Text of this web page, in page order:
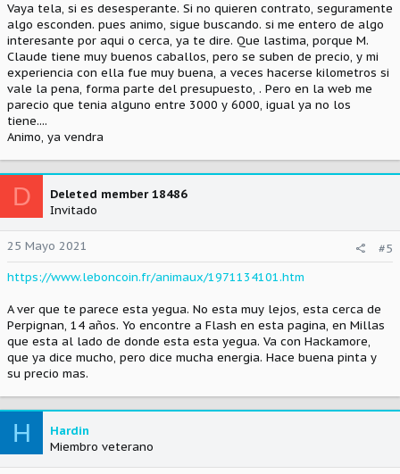
Vaya tela, si es desesperante. Si no quieren contrato, seguramente
algo esconden. pues animo, sigue buscando. si me entero de algo
interesante por aqui o cerca, ya te dire. Que lastima, porque M.
Claude tiene muy buenos caballos, pero se suben de precio, y mi
experiencia con ella fue muy buena, a veces hacerse kilometros si
vale la pena, forma parte del presupuesto, . Pero en la web me
parecio que tenia alguno entre 3000 y 6000, igual ya no los
tiene....
Animo, ya vendra
D
Deleted member 18486
Invitado
25 Mayo 2021
#5
https://www.leboncoin.fr/animaux/1971134101.htm
A ver que te parece esta yegua. No esta muy lejos, esta cerca de
Perpignan, 14 años. Yo encontre a Flash en esta pagina, en Millas
que esta al lado de donde esta esta yegua. Va con Hackamore,
que ya dice mucho, pero dice mucha energia. Hace buena pinta y
su precio mas.
H
Hardin
Miembro veterano